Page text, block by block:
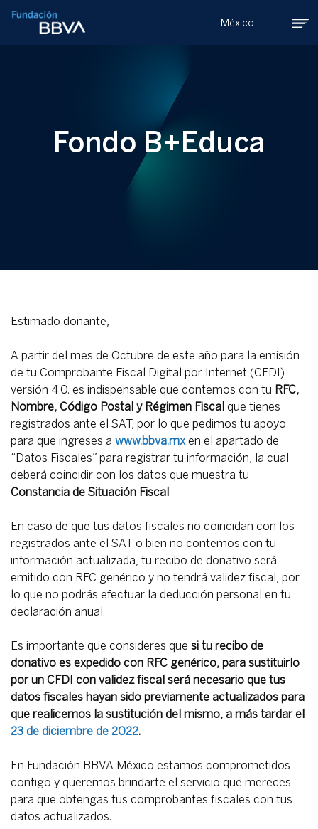
México
Fondo B+Educa
Estimado donante,
A partir del mes de Octubre de este año para la emisión
de tu Comprobante Fiscal Digital por Internet (CFDI)
versión 4.0. es indispensable que contemos con tu RFC,
Nombre, Código Postal y Régimen Fiscal que tienes
registrados ante el SAT, por lo que pedimos tu apoyo
para que ingreses a www.bbva.mxen el apartado de
“Datos Fiscales” para registrar tu información, la cual
deberá coincidir con los datos que muestra tu
Constancia de Situación Fiscal .
En caso de que tus datos fiscales no coincidan con los
registrados ante el SAT o bien no contemos con tu
información actualizada, tu recibo de donativo será
emitido con RFC genérico y no tendrá validez fiscal, por
lo que no podrás efectuar la deducción personal en tu
declaración anual.
Es importante que consideres que si tu recibo de
donativo es expedido con RFC genérico, para sustituirlo
por un CFDI con validez fiscal será necesario que tus
datos fiscales hayan sido previamente actualizados para
que realicemos la sustitución del mismo, a más tardar el
23 de diciembre de 2022.
En Fundación BBVA México estamos comprometidos
contigo y queremos brindarte el servicio que mereces
para que obtengas tus comprobantes fiscales con tus
datos actualizados.